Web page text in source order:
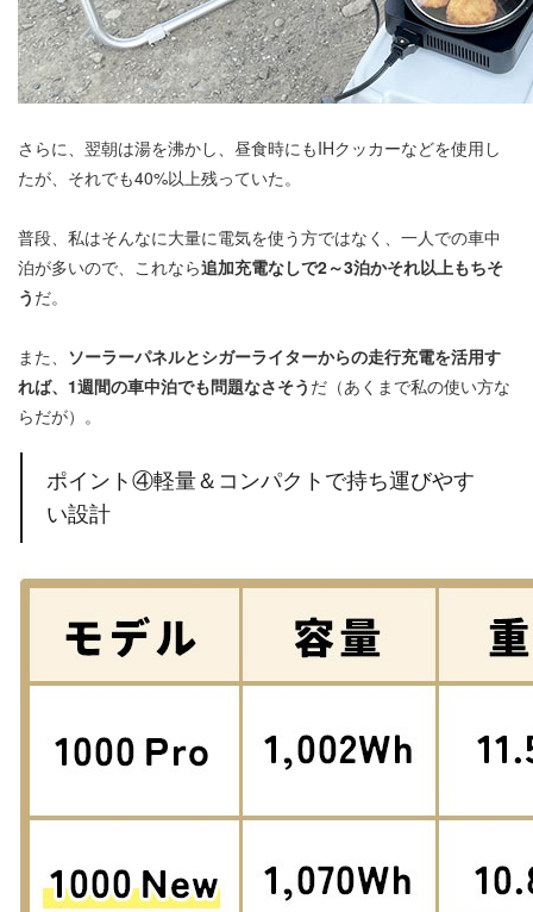
さらに、翌朝は湯を沸かし、昼食時にもIHクッカーなどを使用し
たが、それでも40%以上残っていた。
普段、私はそんなに大量に電気を使う方ではなく、一人での車中
泊が多いので、これなら追加充電なしで2～3泊かそれ以上もちそ
う だ。
また、 ソーラーパネルとシガーライターからの走行充電を活用す
れば、1週間の車中泊でも問題なさそう だ（あくまで私の使い方な
らだが）。
ポイント④軽量＆コンパクトで持ち運びやす
い設計